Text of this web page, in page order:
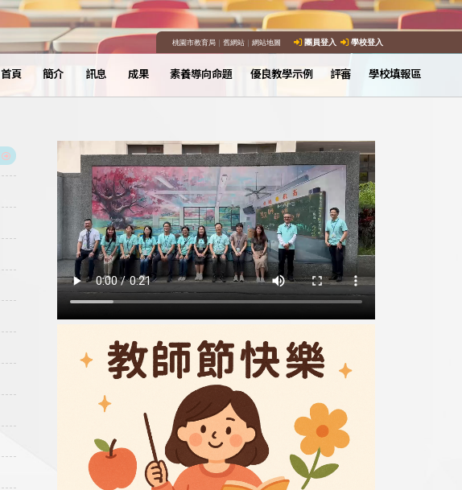
桃園市教育局｜ 舊網站｜ 網站地圖 團員登入 學校登入
首頁 簡介 訊息 成果 素養導向命題 優良教學示例 評審 學校填報區